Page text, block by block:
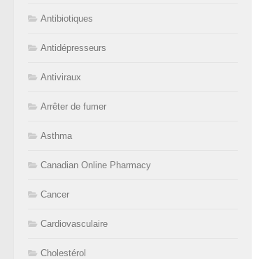
Antibiotiques
Antidépresseurs
Antiviraux
Arrêter de fumer
Asthma
Canadian Online Pharmacy
Cancer
Cardiovasculaire
Cholestérol